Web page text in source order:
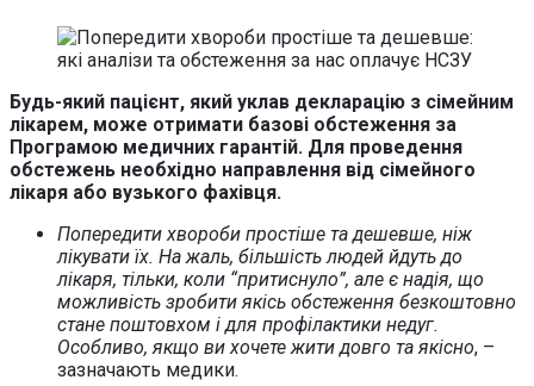
Будь-який пацієнт, який уклав декларацію з сімейним
лікарем, може отримати базові обстеження за
Програмою медичних гарантій. Для проведення
обстежень необхідно направлення від сімейного
лікаря або вузького фахівця.
Попередити хвороби простіше та дешевше, ніж
лікувати їх. На жаль, більшість людей йдуть до
лікаря, тільки, коли “притиснуло”, але є надія, що
можливість зробити якісь обстеження безкоштовно
стане поштовхом і для профілактики недуг.
Особливо, якщо ви хочете жити довго та якісно, –
зазначають медики.